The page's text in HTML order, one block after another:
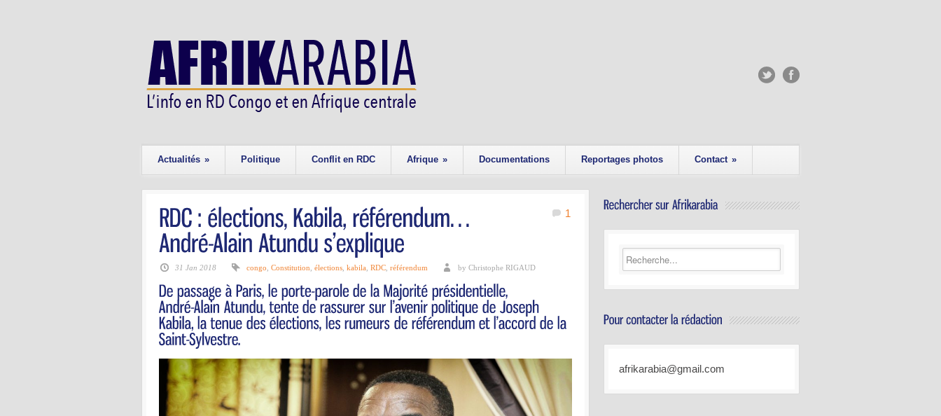
Actualités » Politique Conflit en RDC Afrique » Documentations Reportages photos Contact »
1
31 Jan 2018 congo Constitution élections kabila RDC référendum by Christophe RIGAUD
afrikarabia@gmail.com